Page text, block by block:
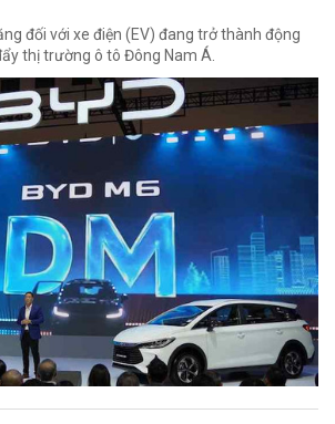
đối với xe điện (EV) đang trở thành động
thị trường ô tô Đông Nam Á.